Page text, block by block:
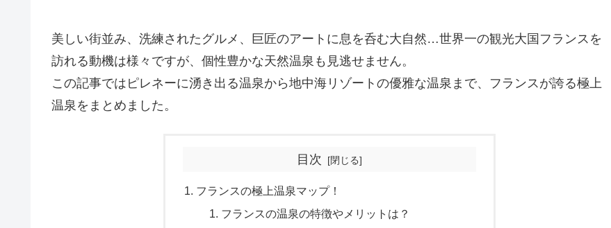
美しい街並み、洗練されたグルメ、巨匠のアートに息を呑む大自然…世界一の観光大国フランスを
訪れる動機は様々ですが、個性豊かな天然温泉も見逃せません。
この記事ではピレネーに湧き出る温泉から地中海リゾートの優雅な温泉まで、フランスが誇る極上
温泉をまとめました。
目次
フランスの極上温泉マップ！
フランスの温泉の特徴やメリットは？